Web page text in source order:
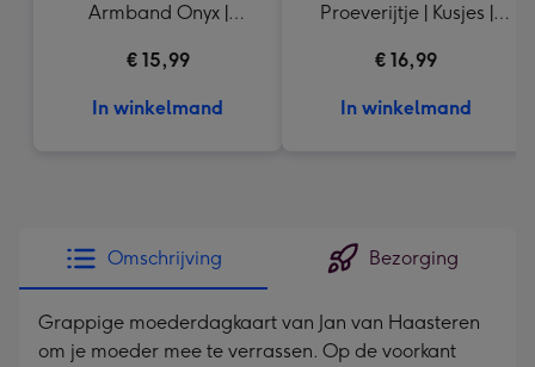
Armband Onyx |
€ 15,99
In winkelmand
Proeverijtje | Kusjes |
€ 16,99
In winkelmand
Omschrijving Bezorging
Grappige moederdagkaart van Jan van Haasteren
om je moeder mee te verrassen. Op de voorkant